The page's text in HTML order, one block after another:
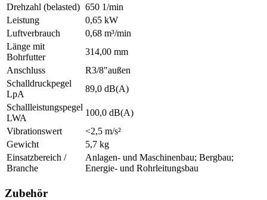
Drehzahl (belasted) 650 1/min
Leistung
0,65 kW
Luftverbrauch
0,68 m³/min
Länge mit
Bohrfutter
314,00 mm
Anschluss
R3/8"außen
Schalldruckpegel
LpA
89,0 dB(A)
Schallleistungspegel
LWA
100,0 dB(A)
Vibrationswert
<2,5 m/s²
Gewicht
5,7 kg
Einsatzbereich /
Branche
Anlagen- und Maschinenbau; Bergbau;
Energie- und Rohrleitungsbau
Zubehör